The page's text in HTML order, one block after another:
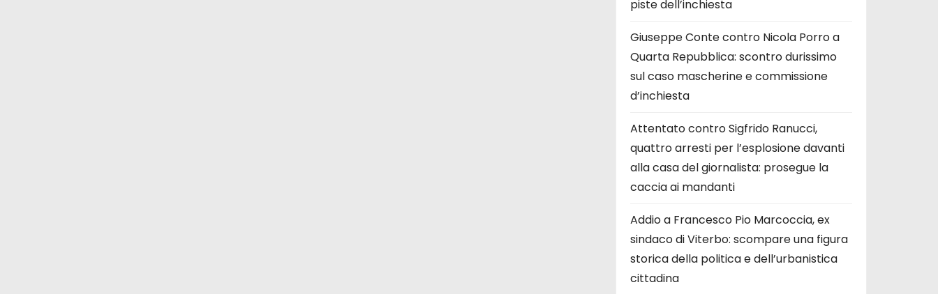
piste dell’inchiesta
Giuseppe Conte contro Nicola Porro a
Quarta Repubblica: scontro durissimo
sul caso mascherine e commissione
d’inchiesta
Attentato contro Sigfrido Ranucci,
quattro arresti per l’esplosione davanti
alla casa del giornalista: prosegue la
caccia ai mandanti
Addio a Francesco Pio Marcoccia, ex
sindaco di Viterbo: scompare una figura
storica della politica e dell’urbanistica
cittadina